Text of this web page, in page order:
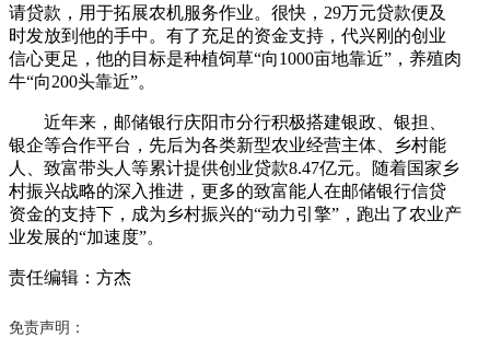
请贷款，用于拓展农机服务作业。很快，29万元贷款便及
时发放到他的手中。有了充足的资金支持，代兴刚的创业
信心更足，他的目标是种植饲草“向1000亩地靠近”，养殖肉
牛“向200头靠近”。
近年来，邮储银行庆阳市分行积极搭建银政、银担、
银企等合作平台，先后为各类新型农业经营主体、乡村能
人、致富带头人等累计提供创业贷款8.47亿元。随着国家乡
村振兴战略的深入推进，更多的致富能人在邮储银行信贷
资金的支持下，成为乡村振兴的“动力引擎”，跑出了农业产
业发展的“加速度”。
责任编辑：方杰
免责声明：